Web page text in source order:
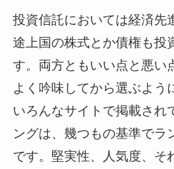
投資信託においては経済先
途上国の株式とか債権も投
す。両方ともいい点と悪い
よく吟味してから選ぶよう
いろんなサイトで掲載され
ングは、幾つもの基準でラ
です。堅実性、人気度、そ